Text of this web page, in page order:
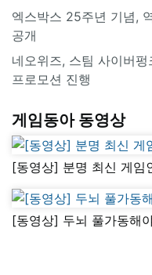
엑스박스 25주년 기념,
공개
네오위즈, 스팀 사이버펑
프로모션 진행
게임동아 동영상
[동영상] 분명 최신 게임
[동영상] 두뇌 풀가동해